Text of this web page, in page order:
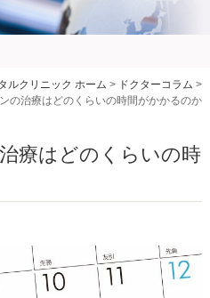
ラインとは
セス
合わせ
ルクリニック ホーム > ドクターコラム >
の治療はどのくらいの時間がかかるのか
療はどのくらいの時